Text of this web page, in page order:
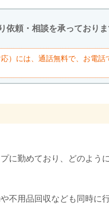
依頼・相談を承っており
）には、通話無料で、お電
に勤めており、どのよう
不用品回収なども同時に